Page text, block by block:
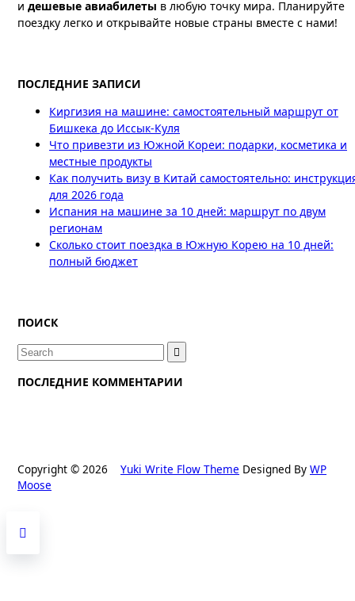
и дешевые авиабилеты в любую точку мира. Планируйте
поездку легко и открывайте новые страны вместе с нами!
ПОСЛЕДНИЕ ЗАПИСИ
Киргизия на машине: самостоятельный маршрут от
Бишкека до Иссык-Куля
Что привезти из Южной Кореи: подарки, косметика и
местные продукты
Как получить визу в Китай самостоятельно:
для 2026 года
Испания на машине за 10 дней: маршрут по двум
регионам
Сколько стоит поездка в Южную Корею на 10 дней:
полный бюджет
ПОИСК
Search
for:
ПОСЛЕДНИЕ КОММЕНТАРИИ
Copyright © 2026 Yuki Write Flow Theme Designed By WP
Moose